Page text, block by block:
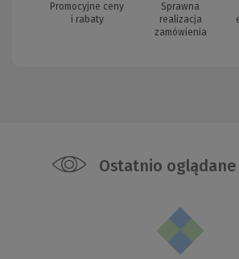
Promocyjne ceny
i rabaty
Sprawna
realizacja
zamówienia
Ostatnio